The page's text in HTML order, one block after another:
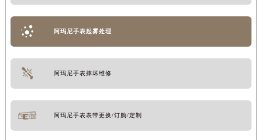
阿玛尼手表起雾处理
阿玛尼手表摔坏维修
阿玛尼手表表带更换/订购/定制